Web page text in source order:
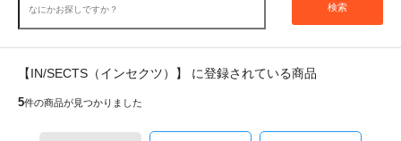
検索
【IN/SECTS（インセクツ）】 に登録されている商品
5件の商品が見つかりました